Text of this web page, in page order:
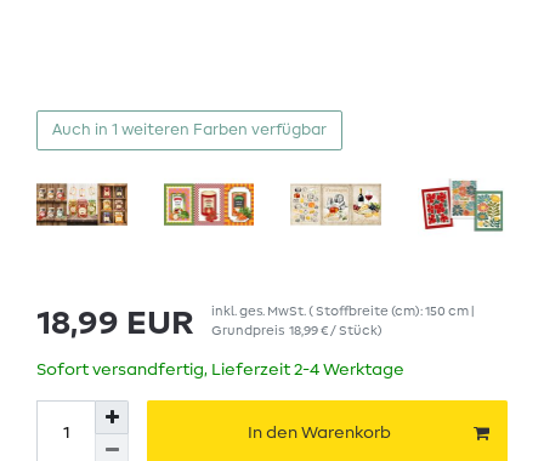
Auch in 1 weiteren Farben verfügbar
18,99 EUR inkl. ges. MwSt. ( Stoffbreite (cm): 150 cm |
Grundpreis 18,99 € / Stück)
Sofort versandfertig, Lieferzeit 2-4 Werktage
In den Warenkorb